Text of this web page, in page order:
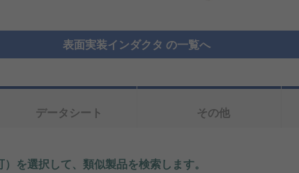
表面実装インダクタ の一覧へ
データシート その他
を選択して、類似製品を検索します。